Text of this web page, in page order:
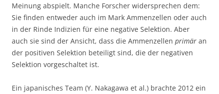
Meinung abspielt. Manche Forscher widersprechen dem:
Sie finden entweder auch im Mark Ammenzellen oder auch
in der Rinde Indizien für eine negative Selektion. Aber
auch sie sind der Ansicht, dass die Ammenzellen primär an
der positiven Selektion beteiligt sind, die der negativen
Selektion vorgeschaltet ist.
Ein japanisches Team (Y. Nakagawa et al.) brachte 2012 ein